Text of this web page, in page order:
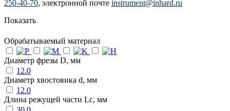
250-40-70, электронной почте instrument@inhard.ru
Показать
Обрабатываемый материал
Диаметр фрезы D, мм
12.0
Диаметр хвостовика d, мм
12.0
Длина режущей части Lc, мм